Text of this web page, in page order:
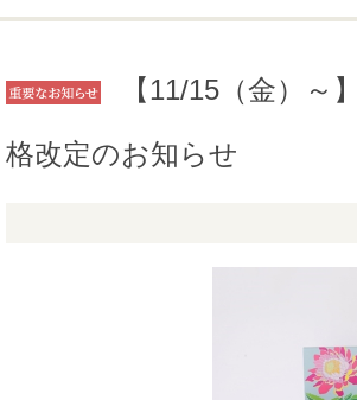
【11/15（金）～
格改定のお知らせ